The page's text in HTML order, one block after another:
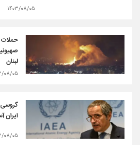
۱۴۰۳/۰۸/۰۵
حملات
لبنان
۱۴۰۳/
ایران
۱۴۰۳/